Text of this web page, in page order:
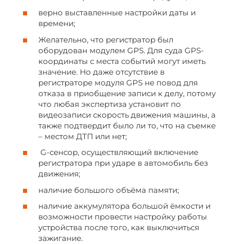
верно выставленные настройки даты и
времени;
Желательно, что регистратор был
оборудован модулем GPS. Для суда GPS-
координаты с места событий могут иметь
значение. Но даже отсутствие в
регистраторе модуля GPS не повод для
отказа в приобщение записи к делу, потому
что любая экспертиза установит по
видеозаписи скорость движения машины, а
также подтвердит было ли то, что на съемке
– местом ДТП или нет;
G-сенсор, осуществляющий включение
регистратора при ударе в автомобиль без
движения;
наличие большого объёма памяти;
наличие аккумулятора большой ёмкости и
возможности провести настройку работы
устройства после того, как выключиться
зажигание.